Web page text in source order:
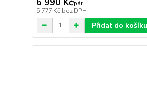
/pár
5 777 Kč bez DPH
Přidat do košíku